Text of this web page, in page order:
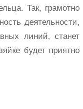
Так, грамотно
деятельности,
линий, станет
будет приятно